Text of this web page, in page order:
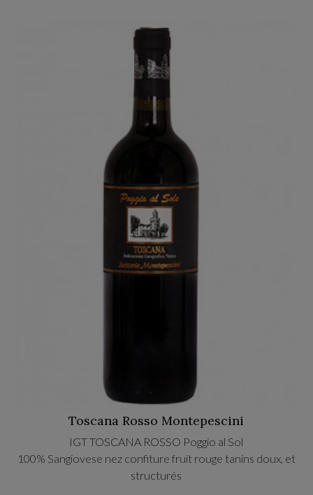
Toscana Rosso Montepescini
IGT TOSCANA ROSSO Poggio al Sol
100% Sangiovese nez confiture fruit rouge tanins doux, et
structurés